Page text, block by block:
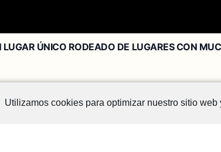
Utilizamos cookies para optimizar nuestro sitio web